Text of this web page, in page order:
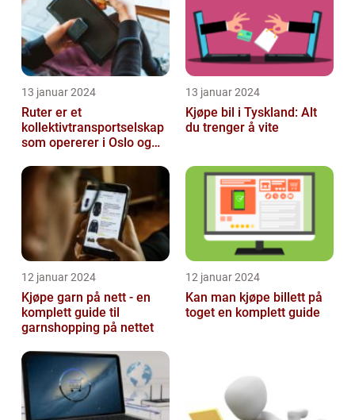
13 januar 2024
Ruter er et
kollektivtransportselskap
som opererer i Oslo og
13 januar 2024
Kjøpe bil i Tyskland: Alt
du trenger å vite
12 januar 2024
Kjøpe garn på nett - en
komplett guide til
garnshopping på nettet
12 januar 2024
Kan man kjøpe billett på
toget en komplett guide